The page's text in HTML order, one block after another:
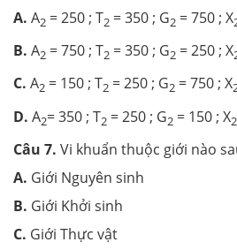
A. A2 = 250 ; T2 = 350 ; G2 = 750 ; X
B. A2 = 750 ; T2 = 350 ; G2 = 250 ; X
C. A2 = 150 ; T2 = 250 ; G2 = 750 ; X
D. A2= 350 ; T2 = 250 ; G2 = 150 ; X2
Câu 7. Vi khuẩn thuộc giới nào
A. Giới Nguyên sinh
B. Giới Khởi sinh
C. Giới Thực vật